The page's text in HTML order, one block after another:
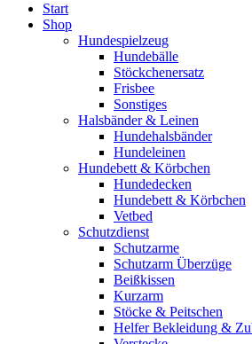
Start
Shop
Hundespielzeug
Hundebälle
Stöckchenersatz
Frisbee
Sonstiges
Halsbänder & Leinen
Hundehalsbänder
Hundeleinen
Hundebett & Körbchen
Hundedecken
Hundebett & Körbchen
Vetbed
Schutzdienst
Schutzarme
Schutzarm Überzüge
Beißkissen
Kurzarm
Stöcke & Peitschen
Helfer Bekleidung &